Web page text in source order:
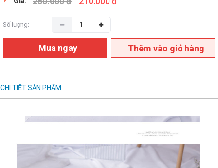
Số lượng:
Mua ngay Thêm vào giỏ hàng
CHI TIẾT SẢN PHẨM